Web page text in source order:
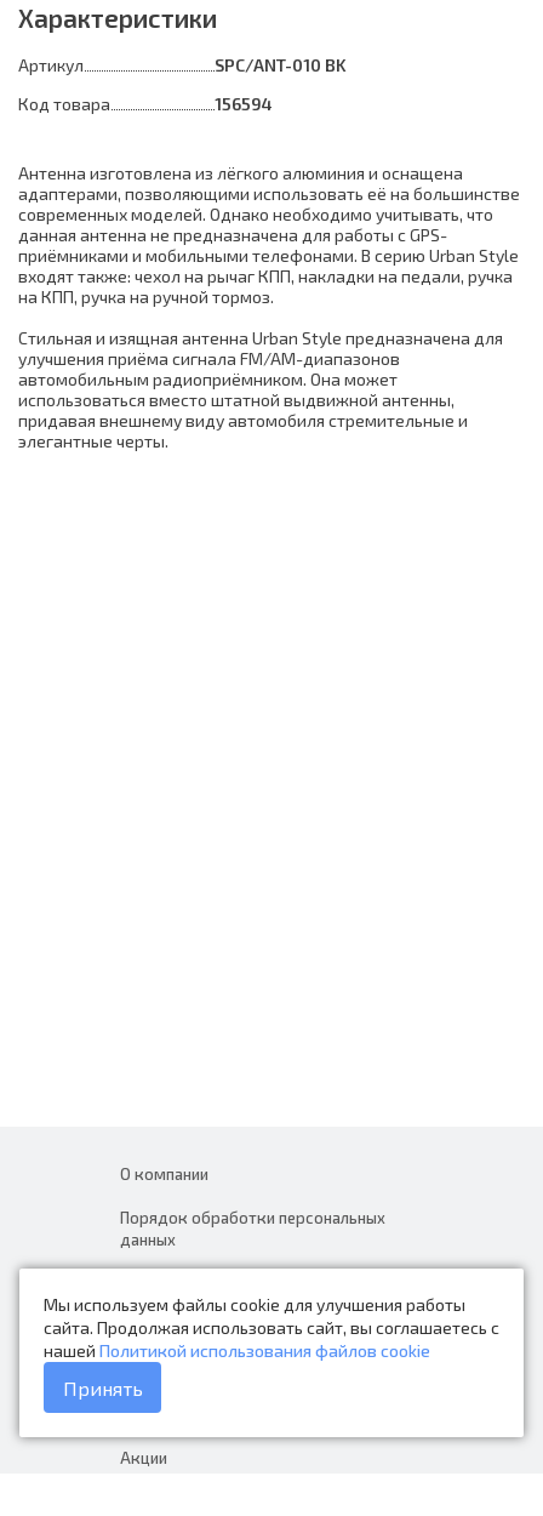
Мы используем файлы cookie для улучшения работы
сайта. Продолжая использовать сайт, вы соглашаетесь с
нашей Политикой использования файлов cookie
Принять
Характеристики
Артикул
SPC/ANT-010 BK
Код товара
156594
Антенна изготовлена из лёгкого алюминия и оснащена
адаптерами, позволяющими использовать её на большинстве
современных моделей. Однако необходимо учитывать, что
данная антенна не предназначена для работы с GPS-
приёмниками и мобильными телефонами. В серию Urban Style
входят также: чехол на рычаг КПП, накладки на педали, ручка
на КПП, ручка на ручной тормоз.
Стильная и изящная антенна Urban Style предназначена для
улучшения приёма сигнала FM/AM-диапазонов
автомобильным радиоприёмником. Она может
использоваться вместо штатной выдвижной антенны,
придавая внешнему виду автомобиля стремительные и
элегантные черты.
О компании
Порядок обработки персональных
данных
Контакты
Каталог товаров
Доставка и оплата
Акции